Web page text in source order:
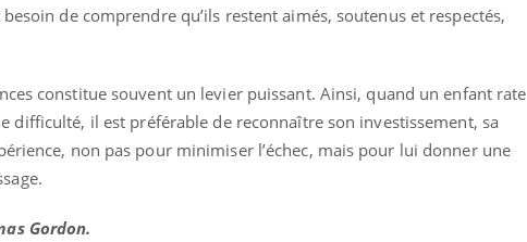
de comprendre qu’ils restent aimés, soutenus et respectés,
constitue souvent un levier puissant. Ainsi, quand un enfant rate
difficulté, il est préférable de reconnaître son investissement, sa
non pas pour minimiser l’échec, mais pour lui donner une
Gordon.